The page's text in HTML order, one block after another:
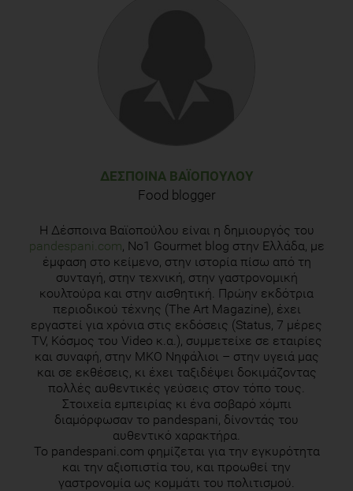
ΔΈΣΠΟΙΝΑ ΒΑΪΟΠΟΎΛΟΥ
Food blogger
Η Δέσποινα Βαϊοπούλου είναι η δημιουργός του
pandespani.com , Νο1 Gourmet blog στην Ελλάδα, με
έμφαση στο κείμενο, στην ιστορία πίσω από τη
συνταγή, στην τεχνική, στην γαστρονομική
κουλτούρα και στην αισθητική. Πρώην εκδότρια
περιοδικού τέχνης (The Art Magazine), έχει
εργαστεί για χρόνια στις εκδόσεις (Status, 7 μέρες
TV, Κόσμος του Video κ.α.), συμμετείχε σε εταιρίες
και συναφή, στην ΜΚΟ Νηφάλιοι – στην υγειά μας
και σε εκθέσεις, κι έχει ταξιδέψει δοκιμάζοντας
πολλές αυθεντικές γεύσεις στον τόπο τους.
Στοιχεία εμπειρίας κι ένα σοβαρό χόμπι
διαμόρφωσαν το pandespani, δίνοντάς του
αυθεντικό χαρακτήρα.
Το pandespani.com φημίζεται για την εγκυρότητα
και την αξιοπιστία του, και προωθεί την
γαστρονομία ως κομμάτι του πολιτισμού.